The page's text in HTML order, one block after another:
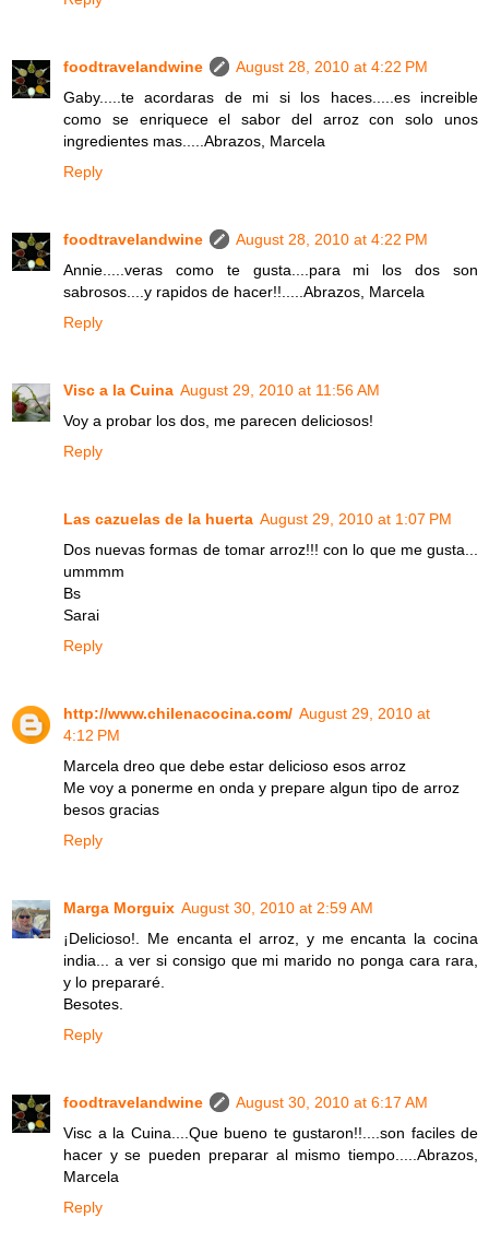
foodtravelandwine
August 28, 2010 at 4:22 PM
Gaby.....te acordaras de mi si los haces.....es increible
como se enriquece el sabor del arroz con solo unos
ingredientes mas.....Abrazos, Marcela
Reply
foodtravelandwine
August 28, 2010 at 4:22 PM
Annie.....veras como te gusta....para mi los dos son
sabrosos....y rapidos de hacer!!.....Abrazos, Marcela
Reply
Visc a la Cuina August 29, 2010 at 11:56 AM
Voy a probar los dos, me parecen deliciosos!
Reply
Las cazuelas de la huerta August 29, 2010 at 1:07 PM
Dos nuevas formas de tomar arroz!!! con lo que me gusta...
ummmm
Bs
Sarai
Reply
http://www.chilenacocina.com/ August 29, 2010 at
4:12 PM
Marcela dreo que debe estar delicioso esos arroz
Me voy a ponerme en onda y prepare algun tipo de arroz
besos gracias
Reply
Marga Morguix August 30, 2010 at 2:59 AM
¡Delicioso!. Me encanta el arroz, y me encanta la cocina
india... a ver si consigo que mi marido no ponga cara rara,
y lo prepararé.
Besotes.
Reply
foodtravelandwine
August 30, 2010 at 6:17 AM
Visc a la Cuina....Que bueno te gustaron!!....son faciles de
hacer y se pueden preparar al mismo tiempo.....Abrazos,
Marcela
Reply